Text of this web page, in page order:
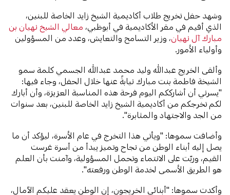
وشهد حفل تخريج طلاب أكاديمية الشيخ زايد الخاصة للبنين،
الذي أقيم في مقر الأكاديمية في أبوظبي، معالي الشيخ نهيان بن
مبارك آل نهيان، وزير التسامح والتعايش، وعدد من المسؤولين
وأولياء الأمور.
وألقى الخريج عبدالله وليد محمد عبدالله الجسمي كلمة سمو
الشيخة فاطمة بنت مبارك نيابةً عنها خلال الحفل، وجاء فيها:
"يسرني أن أشارككم اليوم فرحة هذه المناسبة العزيزة، وأن أبارك
لكم تخرجكم من أكاديمية الشيخ زايد الخاصة للبنين، بعد سنوات
من الجد والاجتهاد والمثابرة".
وأضافت سموها: "ويأتي هذا التخرج في عام الأسرة، ليؤكد أن ما
يصل إليه أبناء الوطن من نجاح وتميز يبدأ من أسرة غرست
القيم، وربّت على الانتماء وتحمل المسؤولية، وآمنت بأن العلم
هو الطريق الأسمى لخدمة الوطن ورفعته".
وأكدت سموها: "أبنائي الخريجون، إن الوطن يعقد عليكم الآمال،